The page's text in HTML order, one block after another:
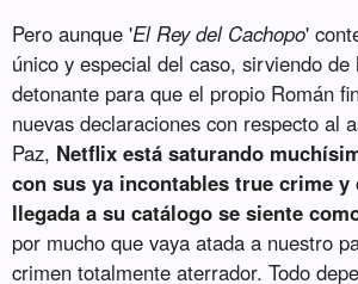
Pero aunque 'El Rey del Cachopo'
único y especial del caso, sirviendo de
detonante para que el propio Román
nuevas declaraciones con respecto al
Paz, Netflix está saturando
con sus ya incontables true crime y
llegada a su catálogo se siente
por mucho que vaya atada a nuestro
crimen totalmente aterrador. Todo